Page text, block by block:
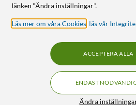
länken "Ändra inställningar".
Läs mer om våra Cookies läs vår
Ändra
ENDAST
ACCEPTERA ALLA